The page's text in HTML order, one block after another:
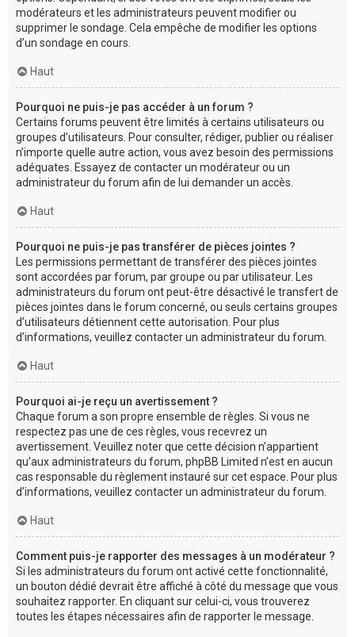
modérateurs et les administrateurs peuvent modifier ou
supprimer le sondage. Cela empêche de modifier les options
d’un sondage en cours.
Haut
Pourquoi ne puis-je pas accéder à un forum ?
Certains forums peuvent être limités à certains utilisateurs ou
groupes d’utilisateurs. Pour consulter, rédiger, publier ou réaliser
n’importe quelle autre action, vous avez besoin des permissions
adéquates. Essayez de contacter un modérateur ou un
administrateur du forum afin de lui demander un accès.
Haut
Pourquoi ne puis-je pas transférer de pièces jointes ?
Les permissions permettant de transférer des pièces jointes
sont accordées par forum, par groupe ou par utilisateur. Les
administrateurs du forum ont peut-être désactivé le transfert de
pièces jointes dans le forum concerné, ou seuls certains groupes
d’utilisateurs détiennent cette autorisation. Pour plus
d’informations, veuillez contacter un administrateur du forum.
Haut
Pourquoi ai-je reçu un avertissement ?
Chaque forum a son propre ensemble de règles. Si vous ne
respectez pas une de ces règles, vous recevrez un
avertissement. Veuillez noter que cette décision n’appartient
qu’aux administrateurs du forum, phpBB Limited n’est en aucun
cas responsable du règlement instauré sur cet espace. Pour plus
d’informations, veuillez contacter un administrateur du forum.
Haut
Comment puis-je rapporter des messages à un modérateur ?
Si les administrateurs du forum ont activé cette fonctionnalité,
un bouton dédié devrait être affiché à côté du message que vous
souhaitez rapporter. En cliquant sur celui-ci, vous trouverez
toutes les étapes nécessaires afin de rapporter le message.